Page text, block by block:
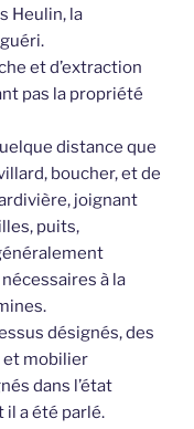
Heulin, la
et d’extraction
pas la propriété
distance que
boucher, et de
joignant
puits,
à la
désignés, des
et mobilier
dans l’état
il a été parlé.